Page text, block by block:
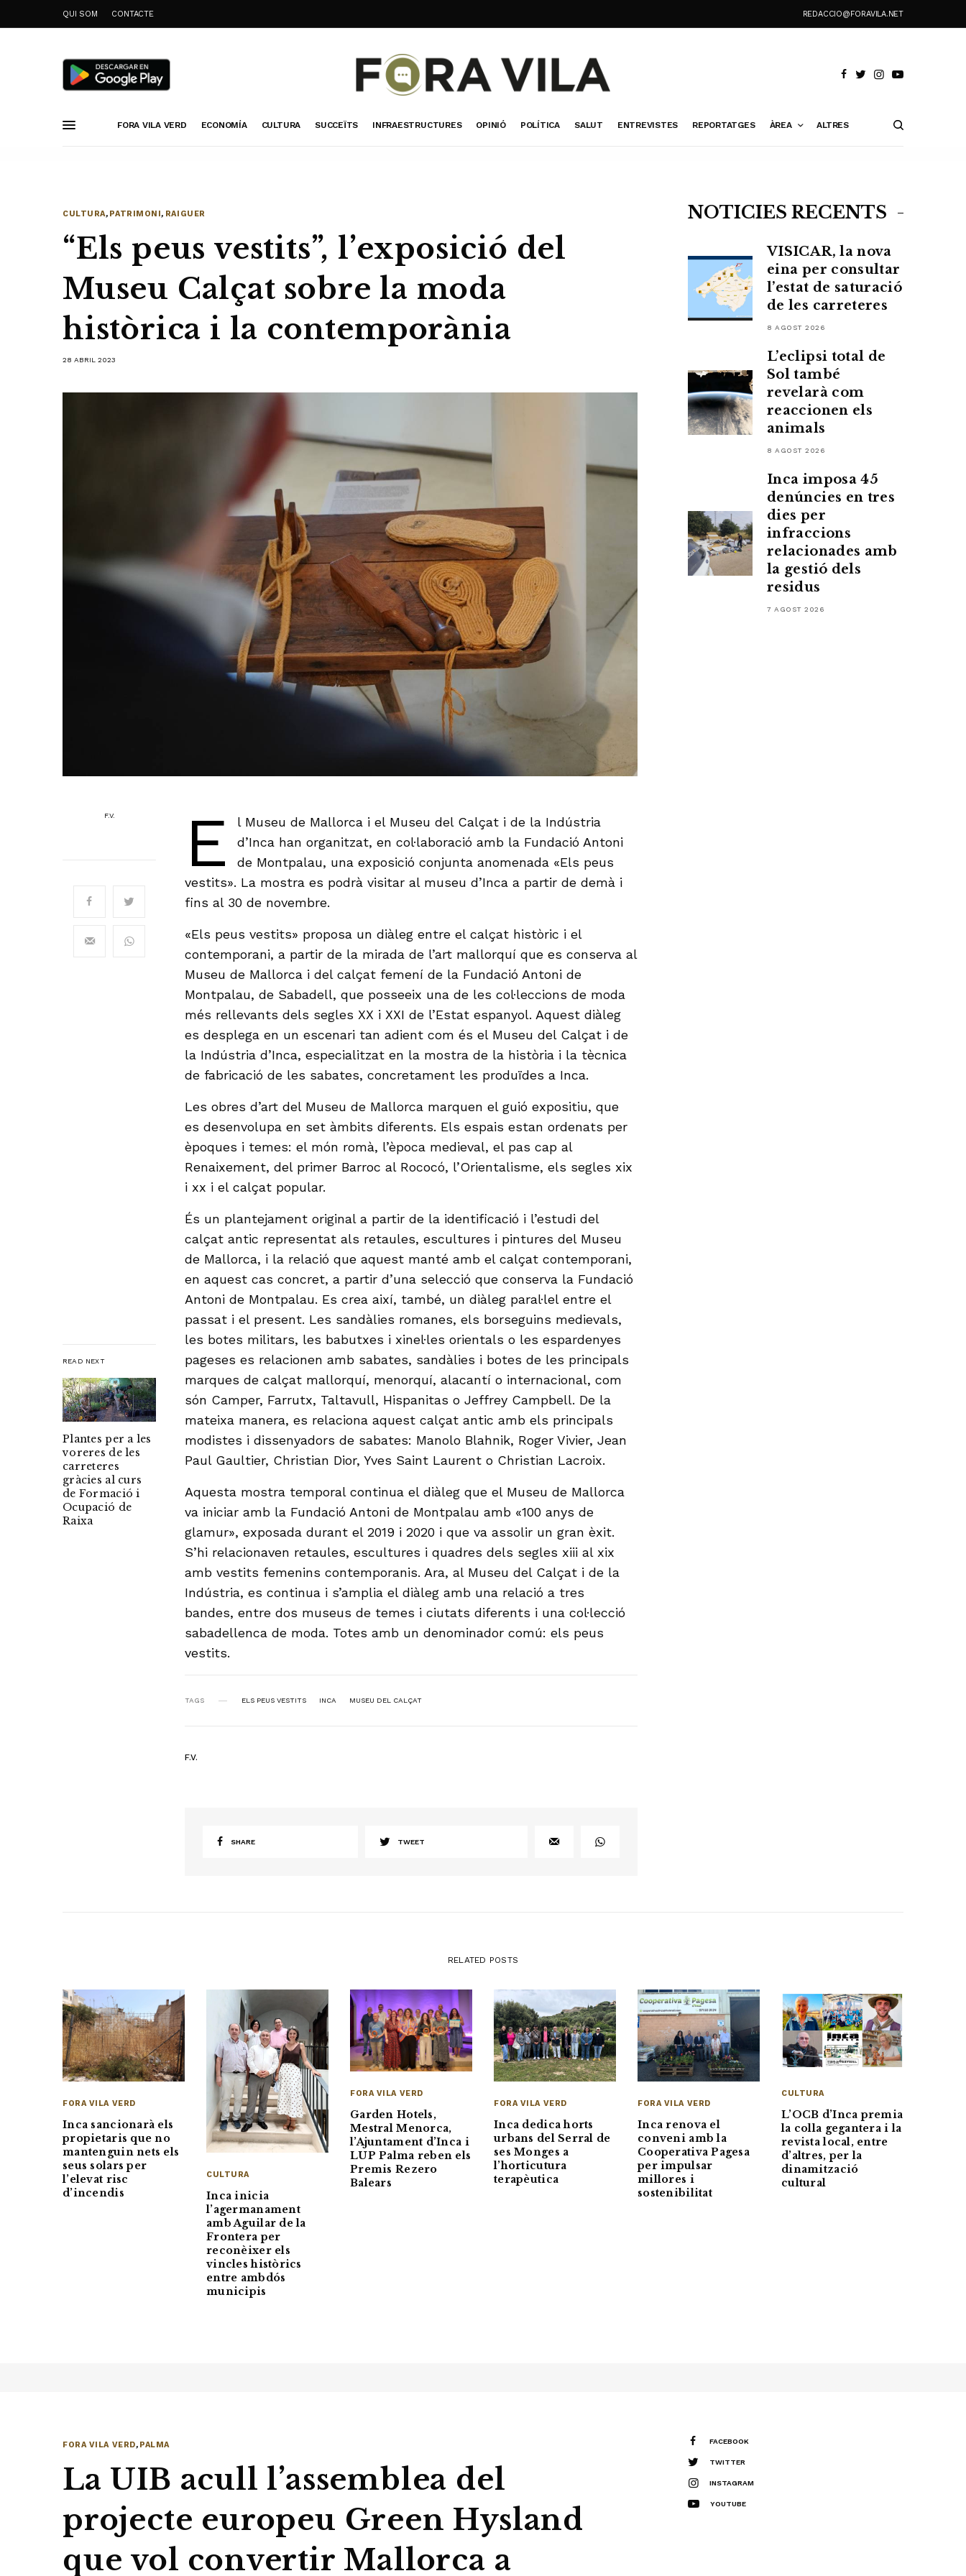
QUI SOM CONTACTE REDACCIO@FORAVILA.NET
FORA VILA VERD ECONOMÍA CULTURA SUCCEÏTS INFRAESTRUCTURES OPINIÓ POLÍTICA SALUT ENTREVISTES REPORTATGES ÀREA ALTRES
CULTURA, PATRIMONI, RAIGUER
“Els peus vestits”, l’exposició del
Museu Calçat sobre la moda
històrica i la contemporània
28 ABRIL 2023
F.V.
READ NEXT
Plantes per a les
voreres de les
carreteres
gràcies al curs
de Formació i
Ocupació de
Raixa
E
l Museu de Mallorca i el Museu del Calçat i de la Indústria
d’Inca han organitzat, en col·laboració amb la Fundació Antoni
de Montpalau, una exposició conjunta anomenada «Els peus
vestits». La mostra es podrà visitar al museu d’Inca a partir de demà i
fins al 30 de novembre.
«Els peus vestits» proposa un diàleg entre el calçat històric i el
contemporani, a partir de la mirada de l’art mallorquí que es conserva al
Museu de Mallorca i del calçat femení de la Fundació Antoni de
Montpalau, de Sabadell, que posseeix una de les col·leccions de moda
més rellevants dels segles XX i XXI de l’Estat espanyol. Aquest diàleg
es desplega en un escenari tan adient com és el Museu del Calçat i de
la Indústria d’Inca, especialitzat en la mostra de la història i la tècnica
de fabricació de les sabates, concretament les produïdes a Inca.
Les obres d’art del Museu de Mallorca marquen el guió expositiu, que
es desenvolupa en set àmbits diferents. Els espais estan ordenats per
èpoques i temes: el món romà, l’època medieval, el pas cap al
Renaixement, del primer Barroc al Rococó, l’Orientalisme, els segles xix
i xx i el calçat popular.
És un plantejament original a partir de la identificació i l’estudi del
calçat antic representat als retaules, escultures i pintures del Museu
de Mallorca, i la relació que aquest manté amb el calçat contemporani,
en aquest cas concret, a partir d’una selecció que conserva la Fundació
Antoni de Montpalau. Es crea així, també, un diàleg paral·lel entre el
passat i el present. Les sandàlies romanes, els borseguins medievals,
les botes militars, les babutxes i xinel·les orientals o les espardenyes
pageses es relacionen amb sabates, sandàlies i botes de les principals
marques de calçat mallorquí, menorquí, alacantí o internacional, com
són Camper, Farrutx, Taltavull, Hispanitas o Jeffrey Campbell. De la
mateixa manera, es relaciona aquest calçat antic amb els principals
modistes i dissenyadors de sabates: Manolo Blahnik, Roger Vivier, Jean
Paul Gaultier, Christian Dior, Yves Saint Laurent o Christian Lacroix.
Aquesta mostra temporal continua el diàleg que el Museu de Mallorca
va iniciar amb la Fundació Antoni de Montpalau amb «100 anys de
glamur», exposada durant el 2019 i 2020 i que va assolir un gran èxit.
S’hi relacionaven retaules, escultures i quadres dels segles xiii al xix
amb vestits femenins contemporanis. Ara, al Museu del Calçat i de la
Indústria, es continua i s’amplia el diàleg amb una relació a tres
bandes, entre dos museus de temes i ciutats diferents i una col·lecció
sabadellenca de moda. Totes amb un denominador comú: els peus
vestits.
TAGS ELS PEUS VESTITS INCA MUSEU DEL CALÇAT
F.V.
SHARE TWEET
NOTÍCIES RECENTS
VISICAR, la nova
eina per consultar
l’estat de saturació
de les carreteres
8 AGOST 2026
L’eclipsi total de
Sol també
revelarà com
reaccionen els
animals
8 AGOST 2026
Inca imposa 45
denúncies en tres
dies per
infraccions
relacionades amb
la gestió dels
residus
7 AGOST 2026
RELATED POSTS
FORA VILA VERD
Inca sancionarà els
propietaris que no
mantenguin nets els
seus solars per
l’elevat risc
d’incendis
CULTURA
Inca inicia
l’agermanament
amb Aguilar de la
Frontera per
reconèixer els
vincles històrics
entre ambdós
municipis
FORA VILA VERD
Garden Hotels,
Mestral Menorca,
l’Ajuntament d’Inca i
LUP Palma reben els
Premis Rezero
Balears
FORA VILA VERD
Inca dedica horts
urbans del Serral de
ses Monges a
l’horticutura
terapèutica
FORA VILA VERD
Inca renova el
conveni amb la
Cooperativa Pagesa
per impulsar
millores i
sostenibilitat
CULTURA
L’OCB d’Inca premia
la colla gegantera i la
revista local, entre
d’altres, per la
dinamització
cultural
FORA VILA VERD, PALMA
La UIB acull l’assemblea del
projecte europeu Green Hysland
que vol convertir Mallorca a
FACEBOOK
TWITTER
INSTAGRAM
YOUTUBE